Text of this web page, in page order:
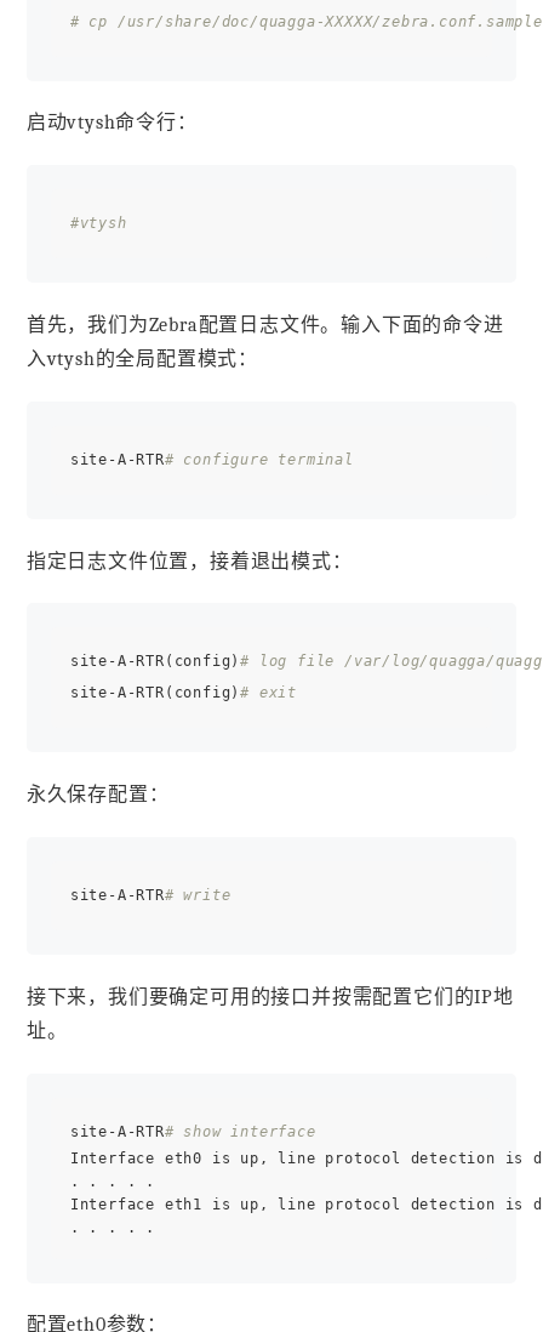
# cp /usr/share/doc/quagga-XXXXX/
启动vtysh命令行：
#vtysh
首先，我们为Zebra配置日志文件。输入下面的命令进
入vtysh的全局配置模式：
site-A-RTR# configure terminal
指定日志文件位置，接着退出模式：
site-A-RTR(config)# log file /var/log/quagga/
site-A-RTR(config)# exit
永久保存配置：
site-A-RTR# write
接下来，我们要确定可用的接口并按需配置它们的IP地
址。
site-A-RTR# show interface
Interface eth0 is up, line protocol detection is
. . . . .
Interface eth1 is up, line protocol detection is
配置eth0参数：